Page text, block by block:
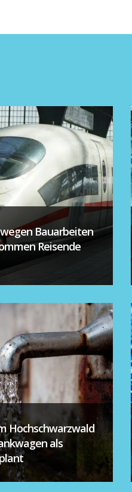
Bauarbeiten
Reisende
Hochschwarzwald
als